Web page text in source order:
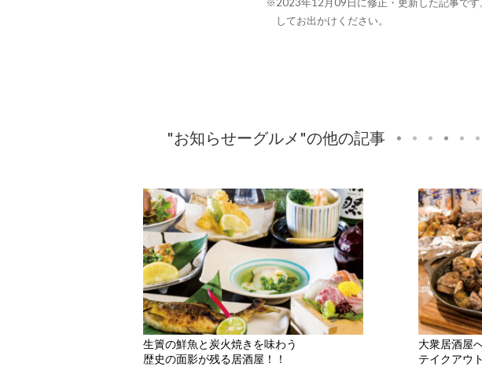
※2023年12月09日に修正・更新した記事です
してお出かけください。
"お知らせーグルメ"の他の記事
生簀の鮮魚と炭火焼きを味わう
歴史の面影が残る居酒屋！！
大衆居酒屋
テイクアウ